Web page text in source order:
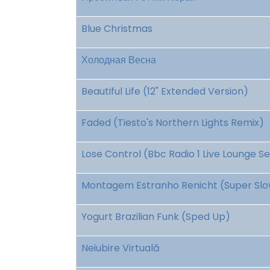
Blue Christmas
Холодная Весна
Beautiful Life (12" Extended Version)
Faded (Tiesto's Northern Lights Remix)
Lose Control (Bbc Radio 1 Live Lounge
Montagem Estranho Renicht (Super
Yogurt Brazilian Funk (Sped Up)
Neiubire Virtuală